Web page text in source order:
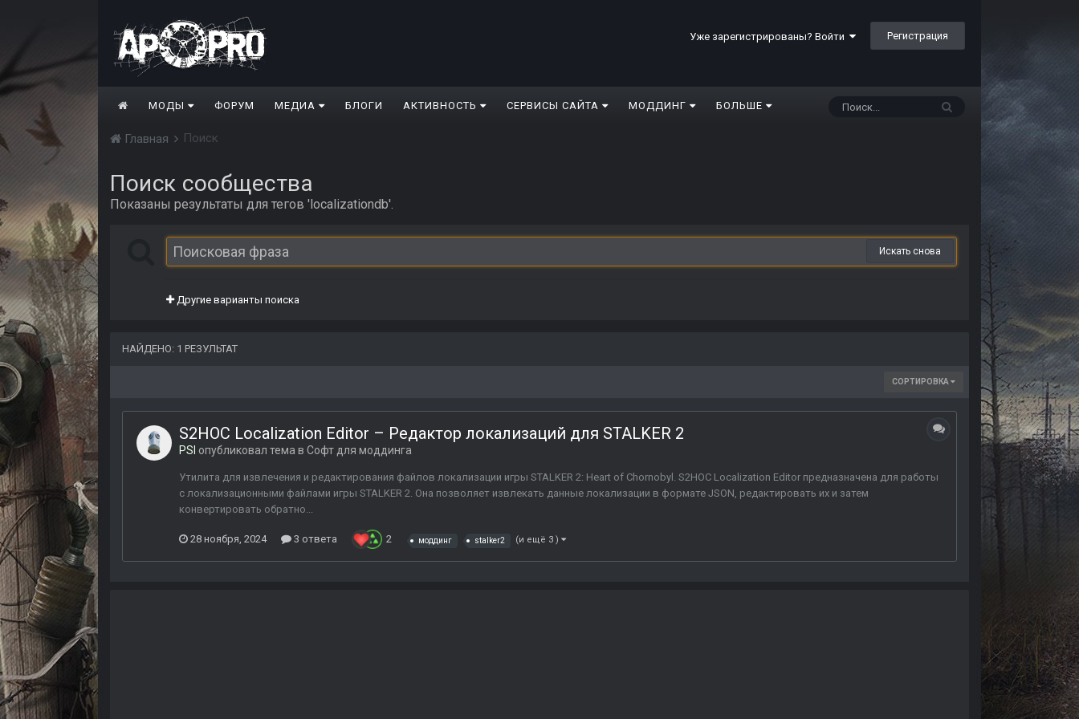
Уже зарегистрированы? Войти Регистрация
МОДЫ ФОРУМ МЕДИА БЛОГИ АКТИВНОСТЬ СЕРВИСЫ САЙТА МОДДИНГ БОЛЬШЕ
Главная Поиск
Поиск сообщества
Показаны результаты для тегов 'localizationdb'.
Искать снова
Другие варианты поиска
НАЙДЕНО: 1 РЕЗУЛЬТАТ
СОРТИРОВКА
S2HOC Localization Editor – Редактор локализаций для STALKER 2
PSI опубликовал тема в Софт для моддинга
Утилита для извлечения и редактирования файлов локализации игры STALKER 2: Heart of Chornobyl. S2HOC Localization Editor предназначена для работы
с локализационными файлами игры STALKER 2. Она позволяет извлекать данные локализации в формате JSON, редактировать их и затем
конвертировать обратно...
28 ноября, 2024 3 ответа 2 моддинг stalker2 (и ещё 3 )